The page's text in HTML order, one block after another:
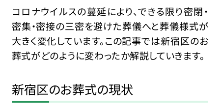
コロナウイルスの蔓延により、できる限り密閉・
密集・密接の三密を避けた葬儀へと葬儀様式が
大きく変化しています。この記事では新宿区のお
葬式がどのように変わったか解説していきます。
新宿区のお葬式の現状